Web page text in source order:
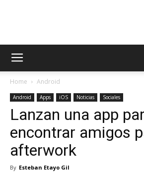
AppsTonic
Home Android
Android Apps iOS Noticias Sociales
Lanzan una app
encontrar amigos
afterwork
By Esteban Etayo Gil